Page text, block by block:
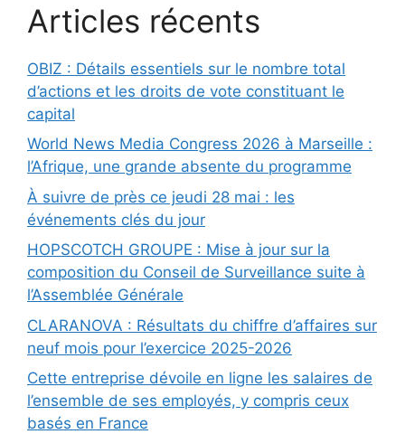
Articles récents
OBIZ : Détails essentiels sur le nombre total
d’actions et les droits de vote constituant le
capital
World News Media Congress 2026 à Marseille :
l’Afrique, une grande absente du programme
À suivre de près ce jeudi 28 mai : les
événements clés du jour
HOPSCOTCH GROUPE : Mise à jour sur la
composition du Conseil de Surveillance suite à
l’Assemblée Générale
CLARANOVA : Résultats du chiffre d’affaires sur
neuf mois pour l’exercice 2025-2026
Cette entreprise dévoile en ligne les salaires de
l’ensemble de ses employés, y compris ceux
basés en France